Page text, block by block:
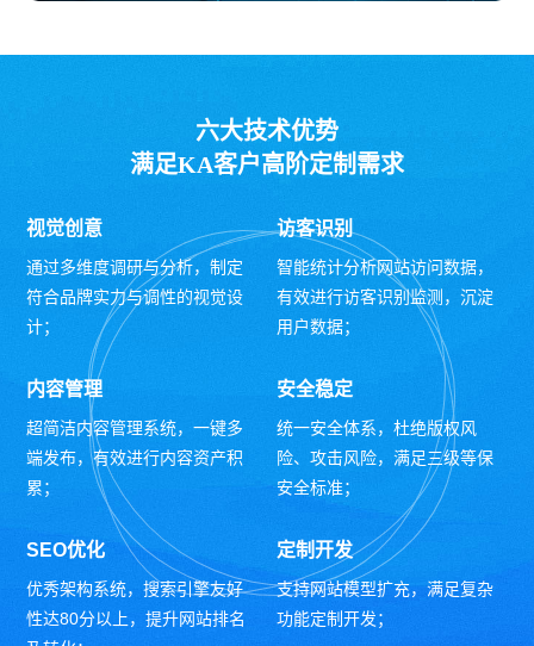
六大技术优势
满足KA客户高阶定制需求
视觉创意
通过多维度调研与分析，制定
符合品牌实力与调性的视觉设
计；
访客识别
智能统计分析网站访问数据，
有效进行访客识别监测，沉淀
用户数据；
内容管理
超简洁内容管理系统，一键多
端发布，有效进行内容资产积
累；
安全稳定
统一安全体系，杜绝版权风
险、攻击风险，满足三级等保
安全标准；
SEO优化
优秀架构系统，搜索引擎友好
性达80分以上，提升网站排名
定制开发
支持网站模型扩充，满足复杂
功能定制开发；